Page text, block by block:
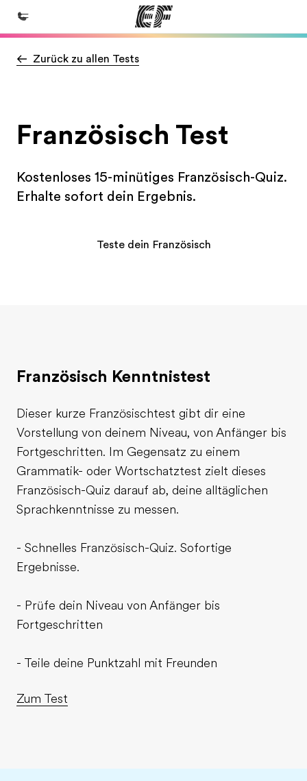
Home
Alle Programme ansehen
Zurück zu allen Tests
Französisch Test
Kostenloses 15-minütiges Französisch-Quiz.
Erhalte sofort dein Ergebnis.
Teste dein Französisch
Französisch Kenntnistest
Dieser kurze Französischtest gibt dir eine
Vorstellung von deinem Niveau, von Anfänger bis
Fortgeschritten. Im Gegensatz zu einem
Grammatik- oder Wortschatztest zielt dieses
Französisch-Quiz darauf ab, deine alltäglichen
Sprachkenntnisse zu messen.
- Schnelles Französisch-Quiz. Sofortige
Ergebnisse.
- Prüfe dein Niveau von Anfänger bis
Fortgeschritten
- Teile deine Punktzahl mit Freunden
Zum Test